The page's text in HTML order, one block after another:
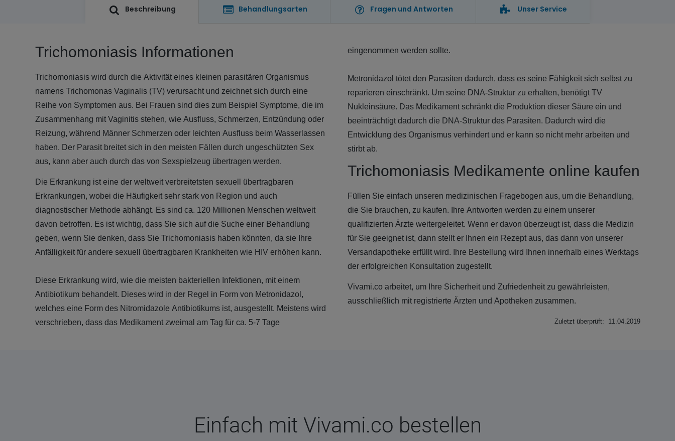
Beschreibung Behandlungsarten Fragen und Antworten Unser Service
Trichomoniasis Informationen
Trichomoniasis wird durch die Aktivität eines kleinen parasitären Organismus
namens Trichomonas Vaginalis (TV) verursacht und zeichnet sich durch eine
Reihe von Symptomen aus. Bei Frauen sind dies zum Beispiel Symptome, die im
Zusammenhang mit Vaginitis stehen, wie Ausfluss, Schmerzen, Entzündung oder
Reizung, während Männer Schmerzen oder leichten Ausfluss beim Wasserlassen
haben. Der Parasit breitet sich in den meisten Fällen durch ungeschützten Sex
aus, kann aber auch durch das von Sexspielzeug übertragen werden.
Die Erkrankung ist eine der weltweit verbreitetsten sexuell übertragbaren
Erkrankungen, wobei die Häufigkeit sehr stark von Region und auch
diagnostischer Methode abhängt. Es sind ca. 120 Millionen Menschen weltweit
davon betroffen. Es ist wichtig, dass Sie sich auf die Suche einer Behandlung
geben, wenn Sie denken, dass Sie Trichomoniasis haben könnten, da sie Ihre
Anfälligkeit für andere sexuell übertragbaren Krankheiten wie HIV erhöhen kann.
Diese Erkrankung wird, wie die meisten bakteriellen Infektionen, mit einem
Antibiotikum behandelt. Dieses wird in der Regel in Form von Metronidazol,
welches eine Form des Nitromidazole Antibiotikums ist, ausgestellt. Meistens wird
verschrieben, dass das Medikament zweimal am Tag für ca. 5-7 Tage
eingenommen werden sollte.
Metronidazol tötet den Parasiten dadurch, dass es seine Fähigkeit sich selbst zu
reparieren einschränkt. Um seine DNA-Struktur zu erhalten, benötigt TV
Nukleinsäure. Das Medikament schränkt die Produktion dieser Säure ein und
beeinträchtigt dadurch die DNA-Struktur des Parasiten. Dadurch wird die
Entwicklung des Organismus verhindert und er kann so nicht mehr arbeiten und
stirbt ab.
Trichomoniasis Medikamente online kaufen
Füllen Sie einfach unseren medizinischen Fragebogen aus, um die Behandlung,
die Sie brauchen, zu kaufen. Ihre Antworten werden zu einem unserer
qualifizierten Ärzte weitergeleitet. Wenn er davon überzeugt ist, dass die Medizin
für Sie geeignet ist, dann stellt er Ihnen ein Rezept aus, das dann von unserer
Versandapotheke erfüllt wird. Ihre Bestellung wird Ihnen innerhalb eines Werktags
der erfolgreichen Konsultation zugestellt.
Vivami.co arbeitet, um Ihre Sicherheit und Zufriedenheit zu gewährleisten,
ausschließlich mit registrierte Ärzten und Apotheken zusammen.
Zuletzt überprüft: 11.04.2019
Einfach mit Vivami.co bestellen